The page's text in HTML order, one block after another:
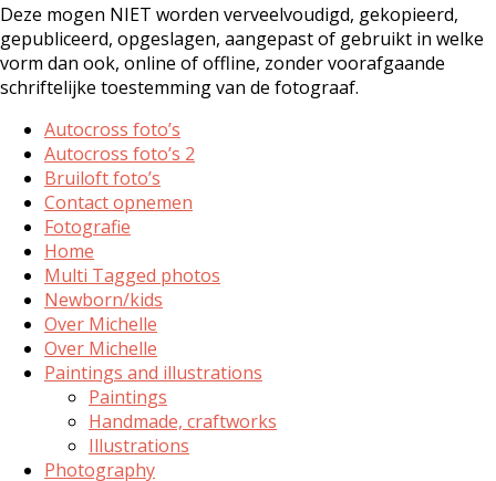
Deze mogen NIET worden verveelvoudigd, gekopieerd,
gepubliceerd, opgeslagen, aangepast of gebruikt in welke
vorm dan ook, online of offline, zonder voorafgaande
schriftelijke toestemming van de fotograaf.
Autocross foto’s
Autocross foto’s 2
Bruiloft foto’s
Contact opnemen
Fotografie
Home
Multi Tagged photos
Newborn/kids
Over Michelle
Over Michelle
Paintings and illustrations
Paintings
Handmade, craftworks
Illustrations
Photography